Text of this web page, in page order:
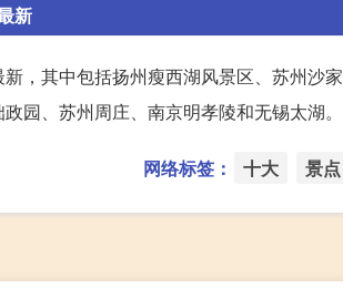
新
，其中包括扬州瘦西湖风景区、苏州沙
园、苏州周庄、南京明孝陵和无锡太湖
网络标签： 十大 景点